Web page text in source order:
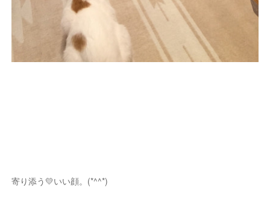
寄り添う💛いい顔。(*^^*)